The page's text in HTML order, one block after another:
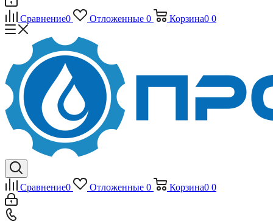
Сравнение0 Отложенные 0 Корзина0 0
Сравнение0 Отложенные 0 Корзина0 0